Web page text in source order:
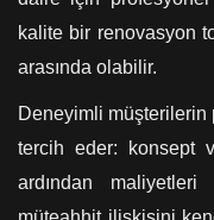
kalite bir renovasyon
arasında olabilir.
Deneyimli müşterilerin
tercih eder: konsept
ardından maliyetleri